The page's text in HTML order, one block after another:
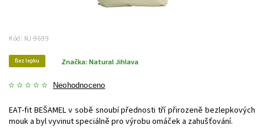
Kód: NJ-9699
Bez lepku
Neohodnoceno
Značka: Natural Jihlava
EAT-fit BEŠAMEL v sobě snoubí přednosti tří přirozeně bezlepkových
mouk a byl vyvinut speciálně pro výrobu omáček a zahušťování.